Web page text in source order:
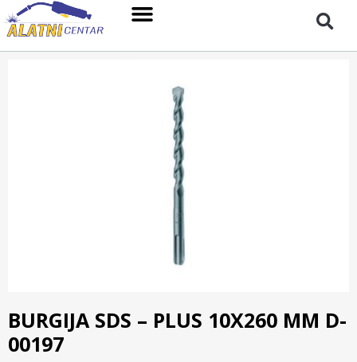
BURGIJA SDS – PLUS 10X260 MM D-
00197